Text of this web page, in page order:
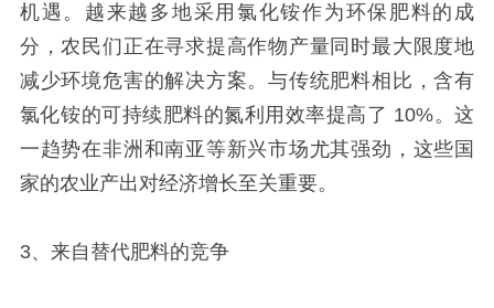
机遇。越来越多地采用氯化铵作为环保肥料的成
分，农民们正在寻求提高作物产量同时最大限度地
减少环境危害的解决方案。与传统肥料相比，含有
氯化铵的可持续肥料的氮利用效率提高了 10%。这
一趋势在非洲和南亚等新兴市场尤其强劲，这些国
家的农业产出对经济增长至关重要。
3、来自替代肥料的竞争